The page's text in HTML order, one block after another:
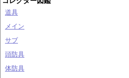
道具
メイン
サブ
頭防具
体防具